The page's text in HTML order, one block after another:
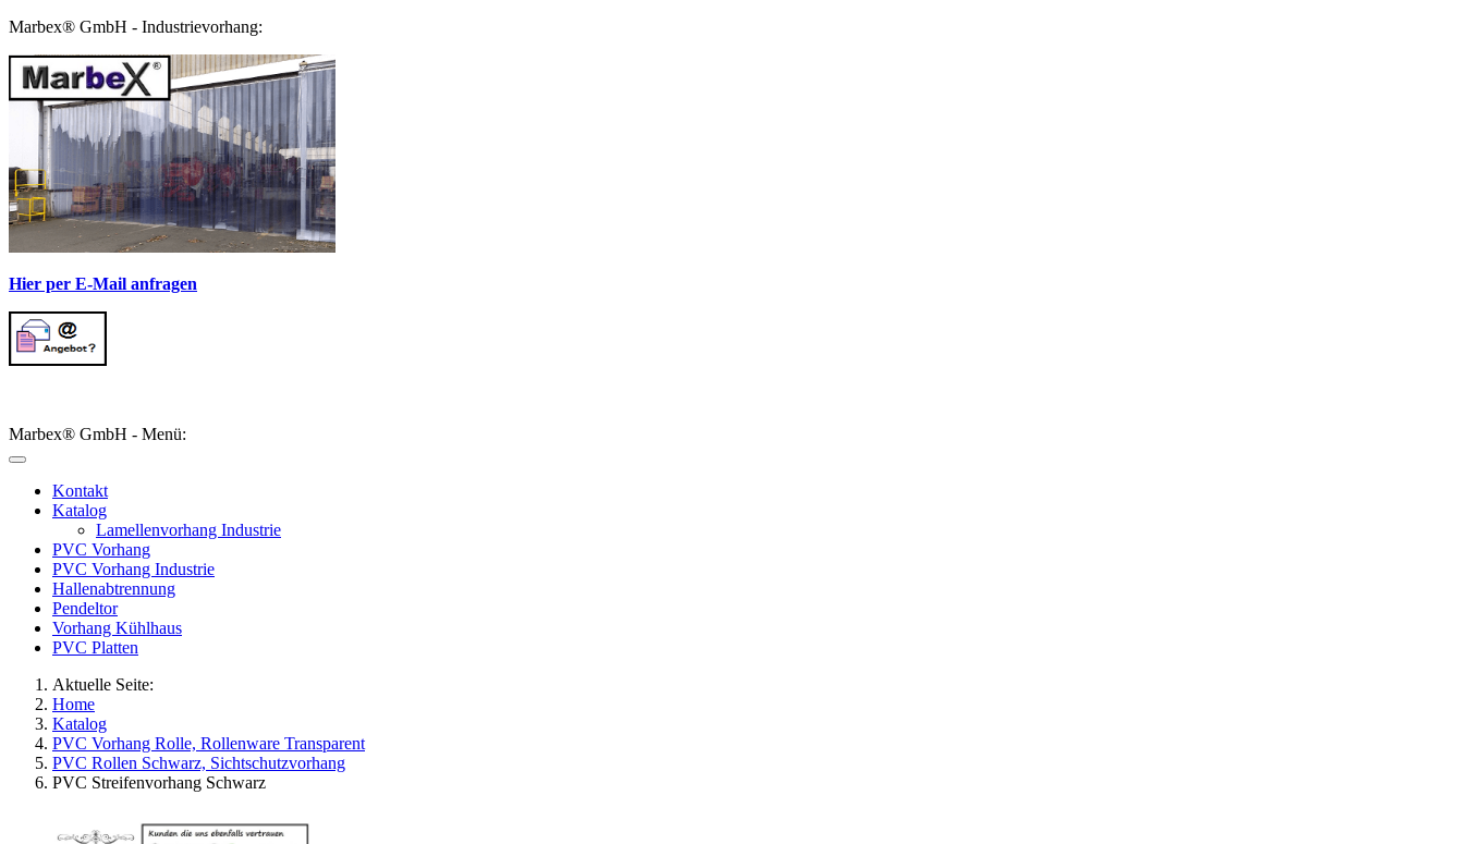
Marbex® GmbH - Industrievorhang:
Hier per E-Mail anfragen
Marbex® GmbH - Menü:
Kontakt
Katalog
Lamellenvorhang Industrie
PVC Vorhang
PVC Vorhang Industrie
Hallenabtrennung
Pendeltor
Vorhang Kühlhaus
PVC Platten
Aktuelle Seite:
Home
Katalog
PVC Vorhang Rolle, Rollenware Transparent
PVC Rollen Schwarz, Sichtschutzvorhang
PVC Streifenvorhang Schwarz